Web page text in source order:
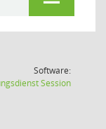
Software:
Session(Wird in